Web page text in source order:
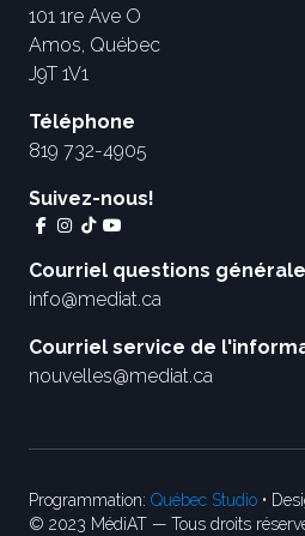
101 1re Ave O
Amos, Québec
J9T 1V1
Téléphone
819 732-4905
Suivez-nous!
Courriel questions
info@mediat.ca
Courriel service de
nouvelles@mediat.ca
Programmation: Québec Studio •
© 2023 MédiAT — Tous droits